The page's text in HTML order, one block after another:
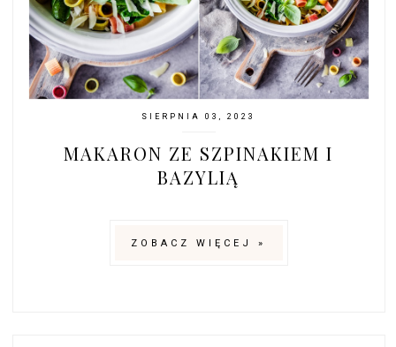
SIERPNIA 03, 2023
MAKARON ZE SZPINAKIEM I
BAZYLIĄ
ZOBACZ WIĘCEJ »